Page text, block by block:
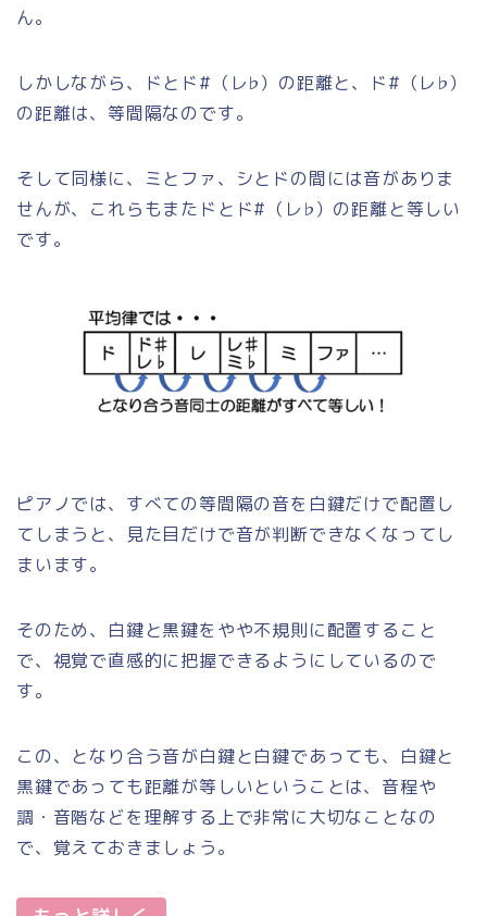
ん。
しかしながら、ドとド#（レ♭）の距離と、ド#（レ♭）
の距離は、等間隔なのです。
そして同様に、ミとファ、シとドの間には音がありま
せんが、これらもまたドとド#（レ♭）の距離と等しい
です。
ピアノでは、すべての等間隔の音を白鍵だけで配置し
てしまうと、見た目だけで音が判断できなくなってし
まいます。
そのため、白鍵と黒鍵をやや不規則に配置すること
で、視覚で直感的に把握できるようにしているので
す。
この、となり合う音が白鍵と白鍵であっても、白鍵と
黒鍵であっても距離が等しいということは、音程や
調・音階などを理解する上で非常に大切なことなの
で、覚えておきましょう。